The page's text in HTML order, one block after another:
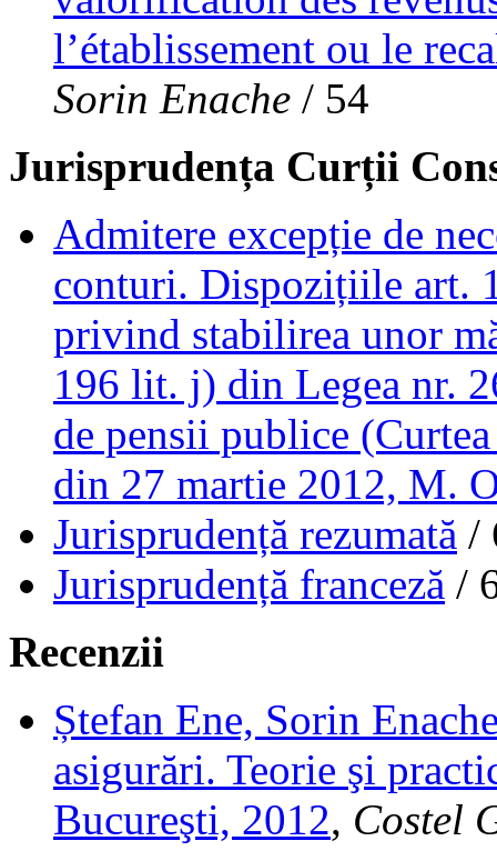
l’établissement ou le
Sorin Enache / 54
Jurisprudența Curții
Admitere excepție de
conturi. Dispozițiile art.
privind stabilirea unor
196 lit. j) din Legea nr.
de pensii publice
din 27 martie 2012, M.
Jurisprudență rezumată /
Jurisprudență franceză /
Recenzii
Ștefan Ene, Sorin
asigurări. Teorie şi
Bucureşti, 2012, Costel